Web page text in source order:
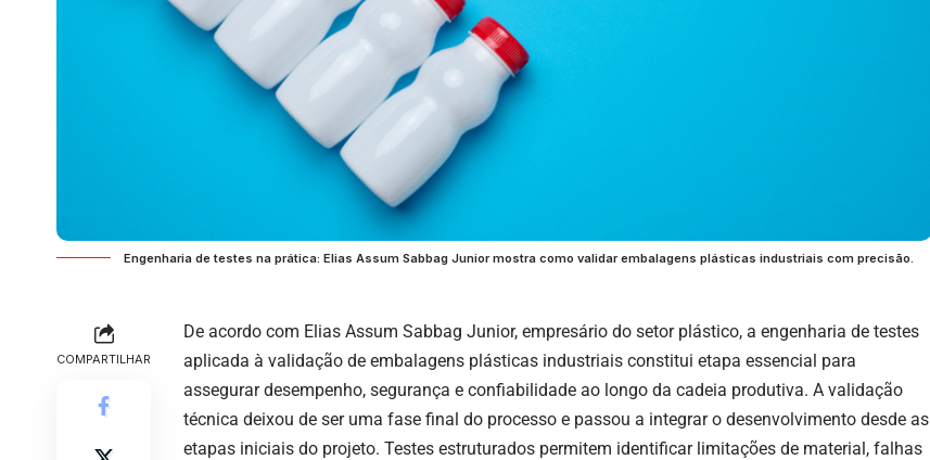
Engenharia de testes na prática: Elias Assum Sabbag Junior mostra como validar embalagens plásticas industriais com precisão.
COMPARTILHAR
De acordo com Elias Assum Sabbag Junior, empresário do setor plástico, a engenharia de testes
aplicada à validação de embalagens plásticas industriais constitui etapa essencial para
assegurar desempenho, segurança e confiabilidade ao longo da cadeia produtiva. A validação
técnica deixou de ser uma fase final do processo e passou a integrar o desenvolvimento desde as
etapas iniciais do projeto. Testes estruturados permitem identificar limitações de material, falhas